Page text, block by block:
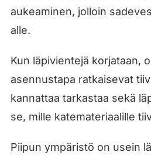
aukeaminen, jolloin
alle.
Kun läpivientejä korjataan,
asennustapa ratkaisevat
kannattaa tarkastaa sekä
se, mille katemateriaalille
Piipun ympäristö on usein